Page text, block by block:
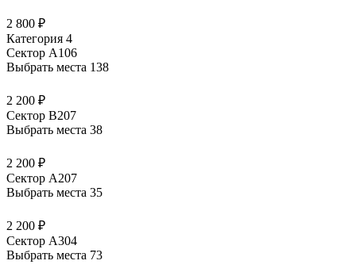
2 800 ₽
Категория 4
Сектор А106
Выбрать места 138
2 200 ₽
Сектор В207
Выбрать места 38
2 200 ₽
Сектор А207
Выбрать места 35
2 200 ₽
Сектор А304
Выбрать места 73